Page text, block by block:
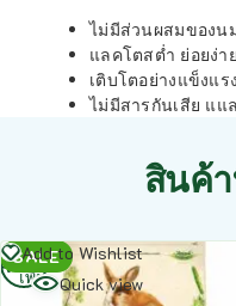
ไม่มีส่วนผสมของน
แลคโตสต่ำ ย่อยง่าย
เติบโตอย่างแข็งแ
ไม่มีสารกันเสีย แแ
สินค้
SALE
Add to Wishlist
Quick view
อ่าน
เพิ่ม